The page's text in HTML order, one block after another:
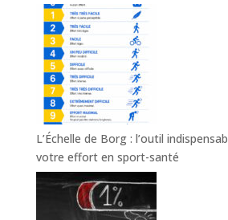
L’Échelle de Borg : l’outil
votre effort en sport-santé